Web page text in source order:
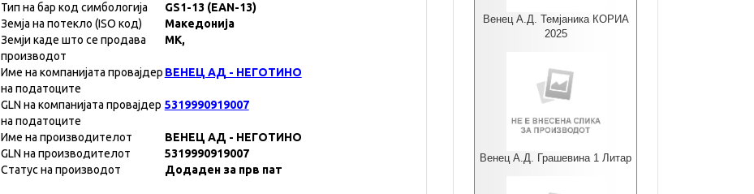
Тип на бар код симбологија
GS1-13 (EAN-13)
Земја на потекло (ISO код)
Македонија
Земји каде што се продава
производот
MK,
Име на компанијата провајдер
на податоците
ВЕНЕЦ АД - НЕГОТИНО
GLN на компанијата провајдер
на податоците
5319990919007
Име на производителот
ВЕНЕЦ АД - НЕГОТИНО
GLN на производителот
5319990919007
Статус на производот
Додаден за прв пат
Венец А.Д. Темјаника КОРИА
2025
Венец А.Д. Грашевина 1 Литар